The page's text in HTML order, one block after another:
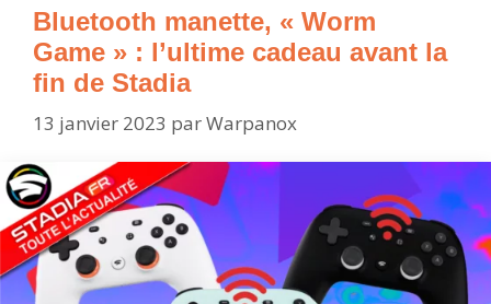
jamais
Bluetooth manette, « Worm
Game » : l’ultime cadeau avant la
fin de Stadia
13 janvier 2023 parWarpanox